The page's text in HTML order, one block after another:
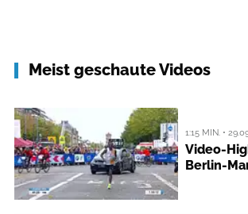
Meist geschaute Videos
1:15 MIN. •
Video-
Berlin-